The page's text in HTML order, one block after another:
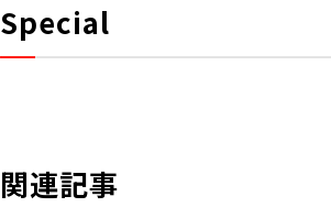
Special
関連記事